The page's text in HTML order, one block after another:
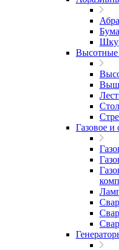
Высотные
Газовое и